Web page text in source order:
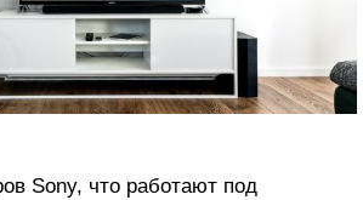
Sony, что работают под